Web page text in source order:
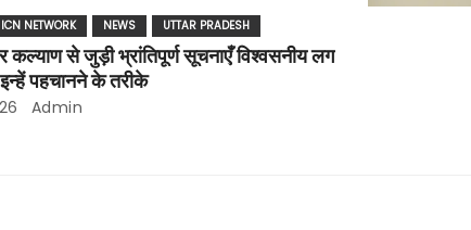
ICN NETWORK NEWS UTTAR PRADESH
कल्याण से जुड़ी भ्रांतिपूर्ण सूचनाएँ विश्वसनीय लग
पहचानने के तरीके
Admin